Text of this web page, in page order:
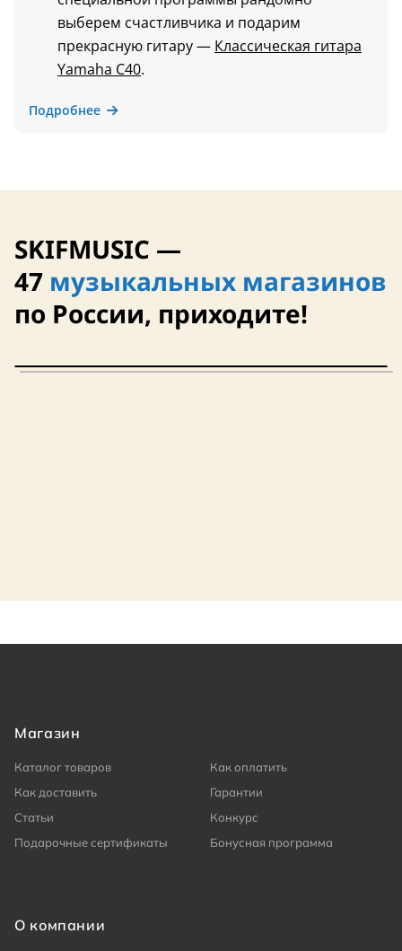
выберем счастливчика и подарим
прекрасную гитару — Классическая гитара
Yamaha C40.
Подробнее
SKIFMUSIC —
47 музыкальных магазинов
по России, приходите!
Магазин
Каталог товаров
Как оплатить
Как доставить
Гарантии
Статьи
Конкурс
Подарочные сертификаты
Бонусная программа
О компании